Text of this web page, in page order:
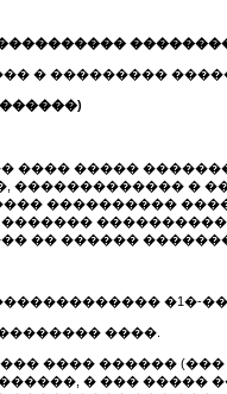
� ���������
���� �����
�
����������
�� ������
�1�-
����.
���� ������
� ��� �����